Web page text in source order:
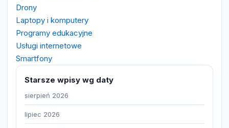
Drony
Laptopy i komputery
Programy edukacyjne
Usługi internetowe
Smartfony
Starsze wpisy wg daty
sierpień 2026
lipiec 2026